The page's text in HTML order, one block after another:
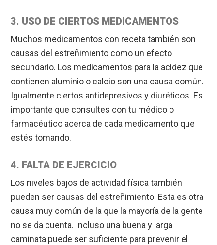
3. USO DE CIERTOS MEDICAMENTOS
Muchos medicamentos con receta también son
causas del estreñimiento como un efecto
secundario. Los medicamentos para la acidez que
contienen aluminio o calcio son una causa común.
Igualmente ciertos antidepresivos y diuréticos. Es
importante que consultes con tu médico o
farmacéutico acerca de cada medicamento que
estés tomando.
4. FALTA DE EJERCICIO
Los niveles bajos de actividad física también
pueden ser causas del estreñimiento. Esta es otra
causa muy común de la que la mayoría de la gente
no se da cuenta. Incluso una buena y larga
caminata puede ser suficiente para prevenir el